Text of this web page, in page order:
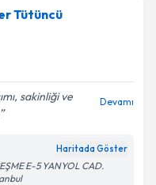
Tütüncü
sakinliği ve
Devamı
Haritada Göster
E-5 YANYOL CAD.